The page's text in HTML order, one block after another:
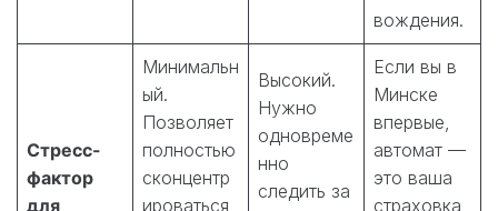
вождения.
Стресс-
фактор
для
Минимальн
ый.
Позволяет
полностью
сконцентр
ироваться
Высокий.
Нужно
одновреме
нно
следить за
Если вы в
Минске
впервые,
автомат —
это ваша
страховка